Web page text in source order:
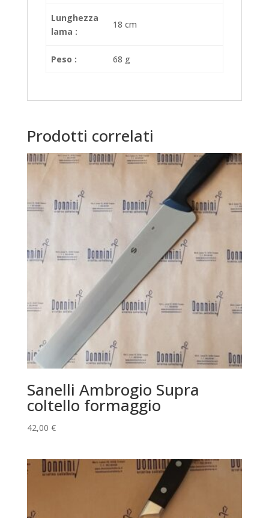
Lunghezza
lama :
18 cm
Peso : 68 g
Prodotti correlati
Sanelli Ambrogio Supra
coltello formaggio
42,00 €